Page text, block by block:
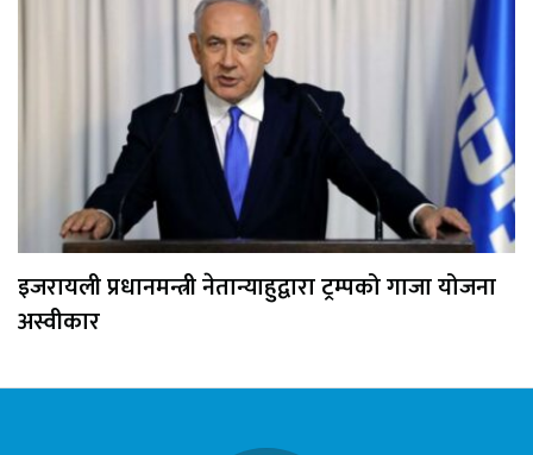
इजरायली प्रधानमन्त्री नेतान्याहुद्वारा ट्रम्पको गाजा योजना
अस्वीकार